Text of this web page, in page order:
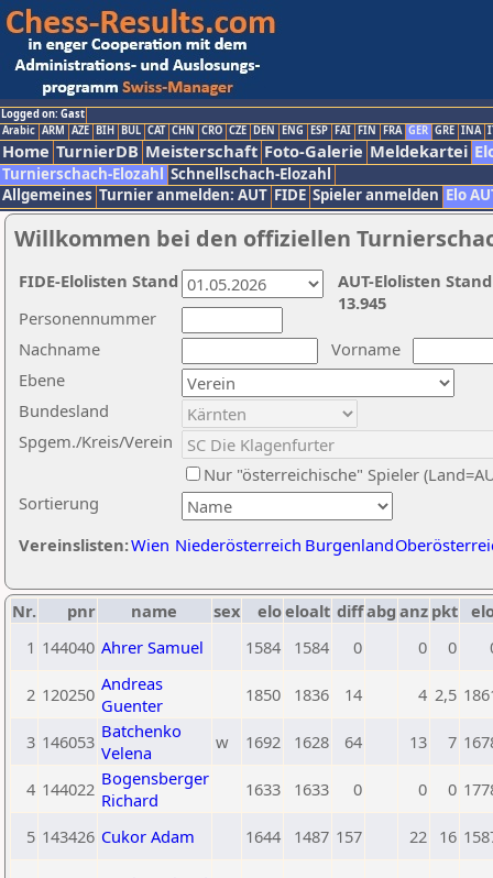
Logged on: Gast
Arabic ARM AZE BIH BUL CAT CHN CRO CZE DEN ENG ESP FAI FIN FRA GER GRE INA
Home TurnierDB Meisterschaft Foto-Galerie Meldekartei
Turnierschach-Elozahl Schnellschach-Elozahl
Allgemeines Turnier anmelden: AUT FIDE Spieler anmelden Elo
Willkommen bei den offiziellen
Nachname
Vorname
Ebene
Sortierung
Personennummer
Bundesland
Spgem./Kreis/Verein
Nur "österreichische" Spieler
Vereinslisten:Wien Niederösterreich Burgenland
AUT-Elolisten
13.945
FIDE-Elolisten Stand
Nr. pnr name sex eloeloalt diffabg anz pkt
1 144040 Ahrer Samuel 1584 1584 0 0 0
2 120250 Andreas
Guenter
1850 1836 14 4 2,5
3 146053 Batchenko
Velena
w 1692 1628 64 13 7
4 144022 Bogensberger
Richard
1633 1633 0 0 0
5 143426 Cukor Adam 1644 1487 157 22 16